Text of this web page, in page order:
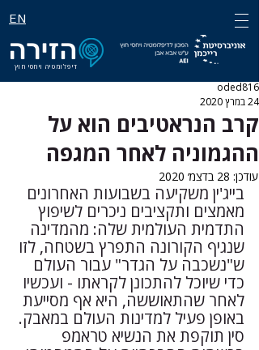
EN
דיפלומטיה ויחסי חוץ
קרב הנראטיבים הוא על
ההגמוניה לאחר המגפה
oded816
24 במרץ 2020
עודכן: 28 בדצמ׳ 2020
בייג'ין משקיעה בשבועות האחרונים
מאמצים ותקציבים ניכרים לשיפוץ
התדמית העולמית שלה: מהמדינה
שנגיף הקורונה התפרץ בשטחה, לזו
ש"נשכבה על הגדר" עבור העולם
כדי שיוכל להתכונן לקראתו - ועכשיו
לאחר שהתאוששה, היא אף מסייעת
באופן פעיל למדינות העולם במאבק.
סין תוקפת את הנשיא טראמפ